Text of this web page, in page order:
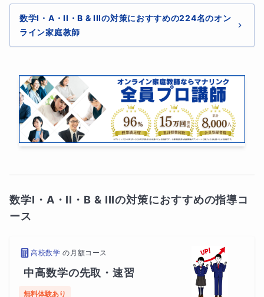
数学I・A・II・B & IIIの対策におすすめの224名のオン
ライン家庭教師
数学I・A・II・B & IIIの対策におすすめの指導コ
ース
高校数学 の 月額コース
中高数学の先取・速習
無料体験あり